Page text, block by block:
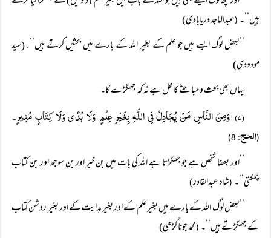
ہیں‘‘۔ (عبدالماجد دریابادی)
’’بعض لوگ ایسے ہیں جو عِلم کے بغیر اللہ کے بارے میں بحثیں کرتے ہیں‘‘۔(سید
مودودی)
یہاں بھی بحث و مباحثے کا محل ہے نہ کہ جھگڑے کا۔
(۷) وَمِنَ النَّاسِ مَنْ یُجَادِلُ فِی اللَّہِ بِغَیْرِ عِلْمٍ وَلَا ہُدًی وَلَا کِتَابٍ مُنِیرٍ۔
(الحج: 8)
’’اور بعضا شخص ہے جو جھگڑتا ہے اللہ کی بات میں بن خبر اور بن سوجھ اور بن کتاب
چمکتی‘‘۔ (شاہ عبدالقادر)
’’بعض لوگ اللہ کے بارے میں بغیر علم کے اور بغیر ہدایت کے اور بغیر روشن کتاب
کے جھگڑتے ہیں‘‘۔ (محمد جوناگڑھی)